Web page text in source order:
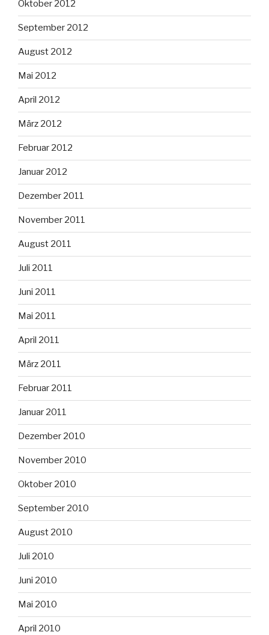
Oktober 2012
September 2012
August 2012
Mai 2012
April 2012
März 2012
Februar 2012
Januar 2012
Dezember 2011
November 2011
August 2011
Juli 2011
Juni 2011
Mai 2011
April 2011
März 2011
Februar 2011
Januar 2011
Dezember 2010
November 2010
Oktober 2010
September 2010
August 2010
Juli 2010
Juni 2010
Mai 2010
April 2010